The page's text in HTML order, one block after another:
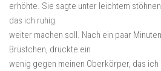
erhöhte. Sie sagte unter leichtem
das ich ruhig
weiter machen soll. Nach ein paar
Brüstchen, drückte ein
wenig gegen meinen Oberkörper, das